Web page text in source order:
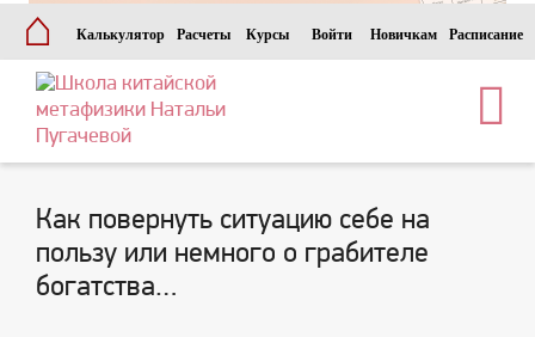
⌂ Калькулятор Расчеты Курсы Войти Новичкам Расписание
Как повернуть ситуацию себе на
пользу или немного о грабителе
богатства…